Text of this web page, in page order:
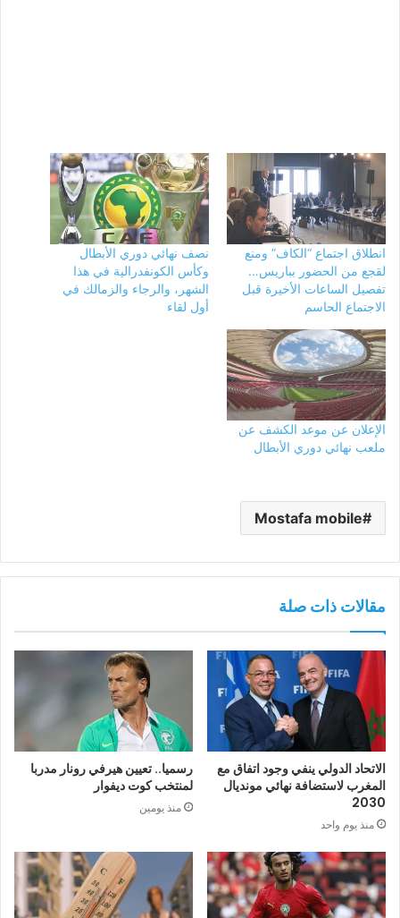
انطلاق اجتماع “الكاف” ومنع
لقجع من الحضور بباريس…
تفصيل الساعات الأخيرة قبل
الاجتماع الحاسم
نصف نهائي دوري الأبطال
وكأس الكونفدرالية في هذا
الشهر، والرجاء والزمالك في
أول لقاء
الإعلان عن موعد الكشف عن
ملعب نهائي دوري الأبطال
Mostafa mobile
مقالات ذات صلة
الاتحاد الدولي ينفي وجود اتفاق مع
المغرب لاستضافة نهائي مونديال
2030
منذ يوم واحد
رسميا.. تعيين هيرفي رونار مدربا
لمنتخب كوت ديفوار
منذ يومين